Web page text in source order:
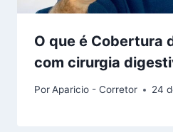
O que é Cobertura
com cirurgia
PorAparicio - Corretor 24